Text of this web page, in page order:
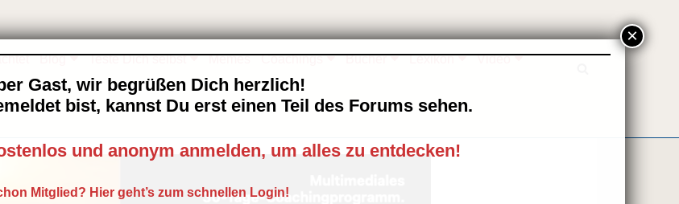
Blog Teste Dich selbst Memes Coachings Bücher Lexikon
Video
Gast, wir begrüßen Dich herzlich!
bist, kannst Du erst einen Teil des Forums sehen.
und anonym anmelden, um alles zu entdecken!
Mitglied? Hier geht’s zum schnellen Login!